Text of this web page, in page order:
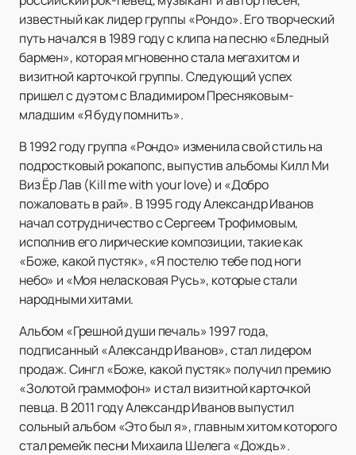
известный как лидер группы «Рондо». Его творческий
путь начался в 1989 году с клипа на песню «Бледный
бармен», которая мгновенно стала мегахитом и
визитной карточкой группы. Следующий успех
пришел с дуэтом с Владимиром Пресняковым-
младшим «Я буду помнить».
В 1992 году группа «Рондо» изменила свой стиль на
подростковый рокапопс, выпустив альбомы Килл Ми
Виз Ёр Лав (Kill me with your love) и «Добро
пожаловать в рай». В 1995 году Александр Иванов
начал сотрудничество с Сергеем Трофимовым,
исполнив его лирические композиции, такие как
«Боже, какой пустяк», «Я постелю тебе под ноги
небо» и «Моя неласковая Русь», которые стали
народными хитами.
Альбом «Грешной души печаль» 1997 года,
подписанный «Александр Иванов», стал лидером
продаж. Сингл «Боже, какой пустяк» получил премию
«Золотой граммофон» и стал визитной карточкой
певца. В 2011 году Александр Иванов выпустил
сольный альбом «Это был я», главным хитом которого
стал ремейк песни Михаила Шелега «Дождь».